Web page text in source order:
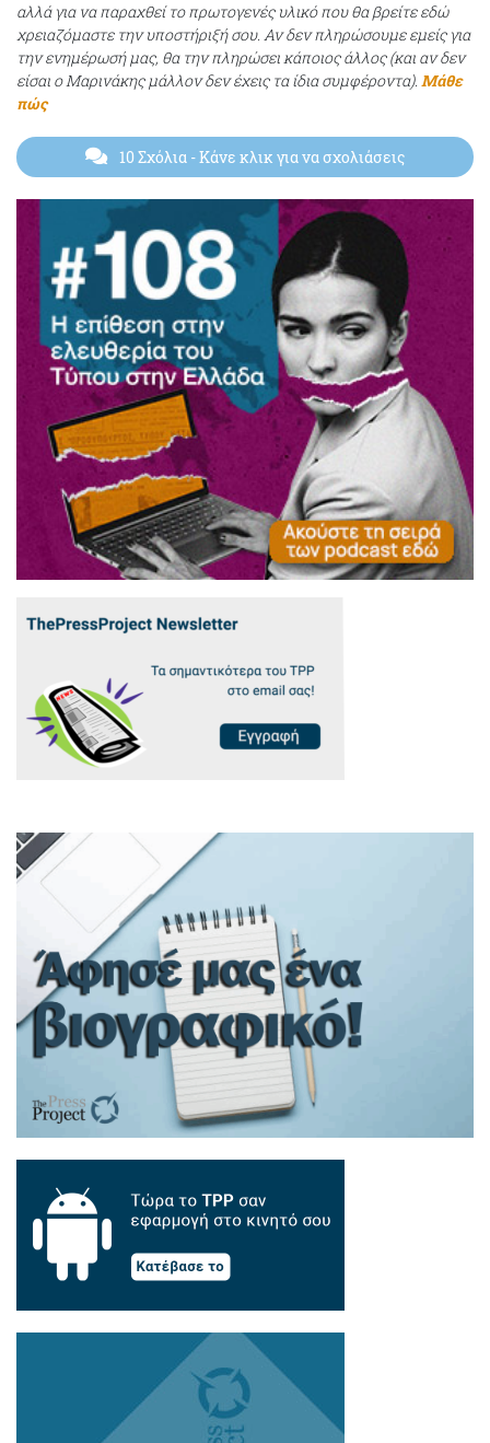
αλλά για να παραχθεί το πρωτογενές υλικό που θα βρείτε εδώ
χρειαζόμαστε την υποστήριξή σου. Αν δεν πληρώσουμε εμείς για
την ενημέρωσή μας, θα την πληρώσει κάποιος άλλος (και αν δεν
είσαι ο Μαρινάκης μάλλον δεν έχεις τα ίδια συμφέροντα). Μάθε
πώς
10 Σχόλια - Κάνε κλικ για να σχολιάσεις